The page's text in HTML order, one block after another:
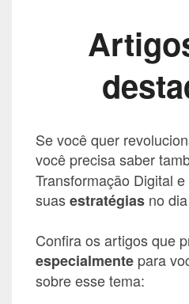
Se você quer
você precisa saber
Transformação Digital
suasestratégias no
Confira os artigos que
especialmente para
sobre esse tema: